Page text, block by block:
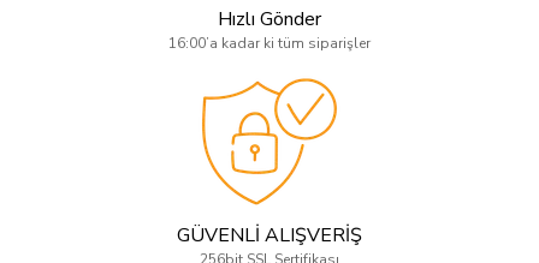
Hızlı Gönder
16:00’a kadar ki tüm siparişler
GÜVENLİ ALIŞVERİŞ